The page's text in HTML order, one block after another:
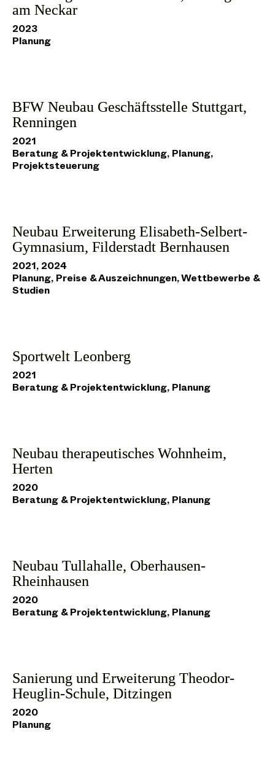
am Neckar
2023
Planung
BFW Neubau Geschäftsstelle Stuttgart,
Renningen
2021
Beratung & Projektentwicklung, Planung,
Projektsteuerung
Neubau Erweiterung Elisabeth-Selbert-
Gymnasium, Filderstadt Bernhausen
2021, 2024
Planung, Preise & Auszeichnungen, Wettbewerbe &
Studien
Sportwelt Leonberg
2021
Beratung & Projektentwicklung, Planung
Neubau therapeutisches Wohnheim,
Herten
2020
Beratung & Projektentwicklung, Planung
Neubau Tullahalle, Oberhausen-
Rheinhausen
2020
Beratung & Projektentwicklung, Planung
Sanierung und Erweiterung Theodor-
Heuglin-Schule, Ditzingen
2020
Planung